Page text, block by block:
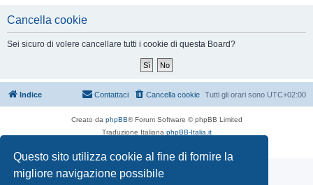
Questo sito utilizza cookie al fine di fornire la
migliore navigazione possibile
Cancella cookie
Sei sicuro di volere cancellare tutti i cookie di questa Board?
Indice Tutti gli orari sono UTC+02:00
Cancella cookie
Contattaci
Creato da phpBB® Forum Software © phpBB Limited
Traduzione Italiana phpBB-Italia.it